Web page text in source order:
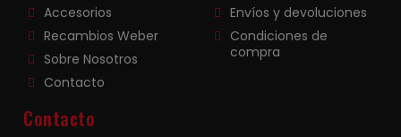
Accesorios
Recambios Weber
Sobre Nosotros
Contacto
Envíos y devoluciones
Condiciones de
compra
Contacto